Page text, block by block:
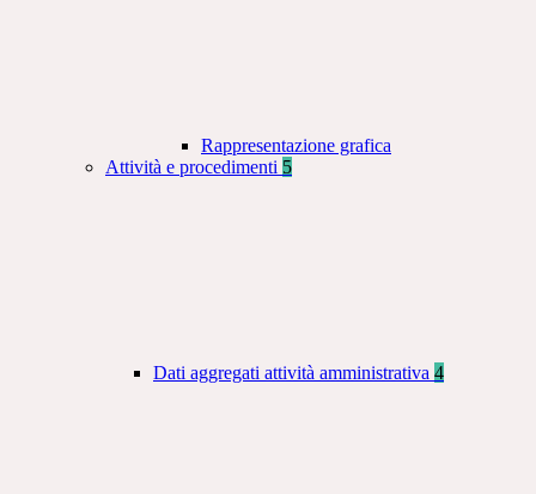
Rappresentazione grafica
Attività e procedimenti 5
Dati aggregati attività amministrativa 4